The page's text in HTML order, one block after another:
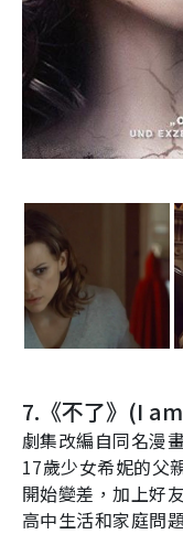
7. 《不了》(I
劇集改編自同名漫
17歲少女希妮的父
開始變差，加上好
高中生活和家庭問